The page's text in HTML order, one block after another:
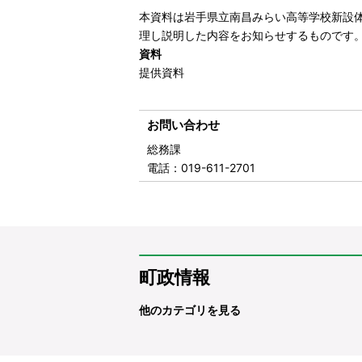
本資料は岩手県立南昌みらい高等学校新設
理し説明した内容をお知らせするものです
資料
提供資料
お問い合わせ
総務課
電話 ：019-611-2701
町政情報
他のカテゴリを見る